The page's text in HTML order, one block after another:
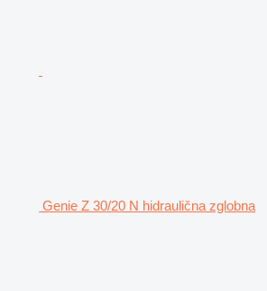
Genie Z 30/20 N hidraulična zglobna